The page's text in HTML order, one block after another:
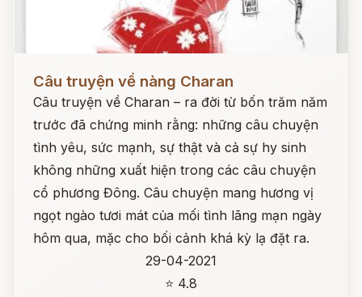
Câu truyện về nàng Charan
Câu truyện về Charan – ra đời từ bốn trăm năm
trước đã chứng minh rằng: những câu chuyện
tình yêu, sức mạnh, sự thật và cả sự hy sinh
không những xuất hiện trong các câu chuyện
cổ phương Đông. Câu chuyện mang hương vị
ngọt ngào tươi mát của mối tình lãng mạn ngày
hôm qua, mặc cho bối cảnh khá kỳ lạ đặt ra.
29-04-2021
⭐ 4.8